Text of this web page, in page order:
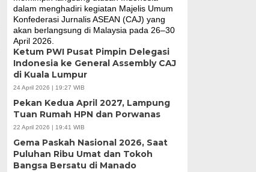
Ketum PWI Pusat Pimpin Delegasi
Indonesia ke General Assembly CAJ
di Kuala Lumpur
24 April 2026 | 19:27 WIB
Pekan Kedua April 2027, Lampung
Tuan Rumah HPN dan Porwanas
22 April 2026 | 19:41 WIB
Gema Paskah Nasional 2026, Saat
Puluhan Ribu Umat dan Tokoh
Bangsa Bersatu di Manado